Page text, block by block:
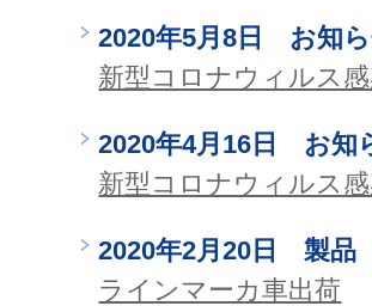
2020年5月8日 お知
新型コロナウィルス
2020年4月16日 お知
新型コロナウィルス
2020年2月20日 製品
ラインマーカ車出荷